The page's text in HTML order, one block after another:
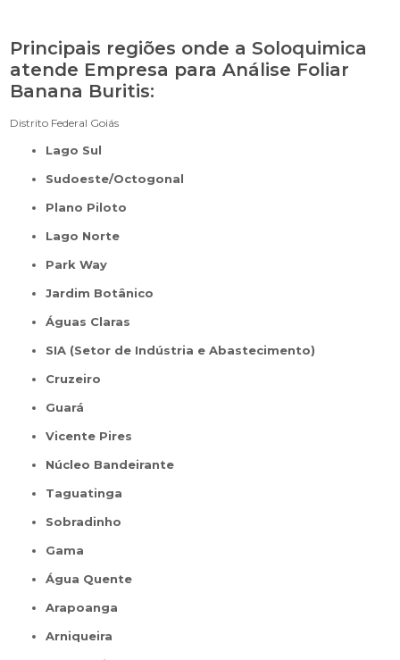
Principais regiões onde a Soloquimica
atende Empresa para Análise Foliar
Banana Buritis:
Distrito Federal Goiás
Lago Sul
Sudoeste/Octogonal
Plano Piloto
Lago Norte
Park Way
Jardim Botânico
Águas Claras
SIA (Setor de Indústria e Abastecimento)
Cruzeiro
Guará
Vicente Pires
Núcleo Bandeirante
Taguatinga
Sobradinho
Gama
Água Quente
Arapoanga
Arniqueira